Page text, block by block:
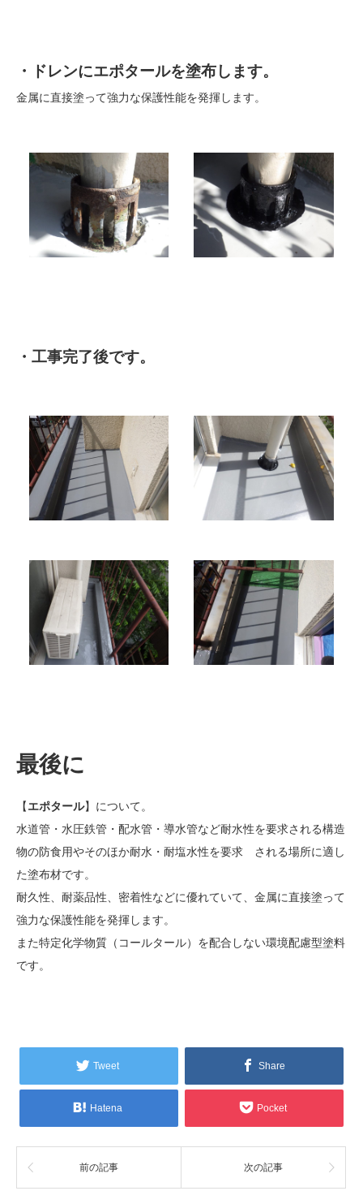
・ドレンにエポタールを塗布します。
金属に直接塗って強力な保護性能を発揮します。
・工事完了後です。
最後に
【エポタール】について。
水道管・水圧鉄管・配水管・導水管など耐水性を要求される構造
物の防食用やそのほか耐水・耐塩水性を要求 される場所に適し
た塗布材です。
耐久性、耐薬品性、密着性などに優れていて、金属に直接塗って
強力な保護性能を発揮します。
また特定化学物質（コールタール）を配合しない環境配慮型塗料
です。
Tweet Share
Hatena Pocket
前の記事 次の記事